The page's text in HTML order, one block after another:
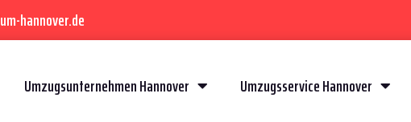
hannover.de
Umzugsunternehmen Hannover Umzugsservice Hannover